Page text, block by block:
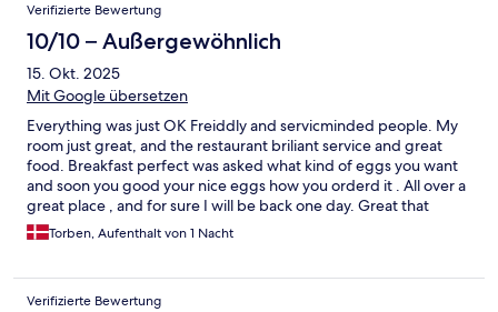
Verifizierte Bewertung
10/10 – Außergewöhnlich
15. Okt. 2025
Mit Google übersetzen
Everything was just OK Freiddly and servicminded people. My
room just great, and the restaurant briliant service and great
food. Breakfast perfect was asked what kind of eggs you want
and soon you good your nice eggs how you orderd it . All over a
great place , and for sure I will be back one day. Great that
hotels like this is shinning up with there extraordenary service.
Thanks for a great stay The mand from Denmark
Torben, Aufenthalt von 1 Nacht
Verifizierte Bewertung